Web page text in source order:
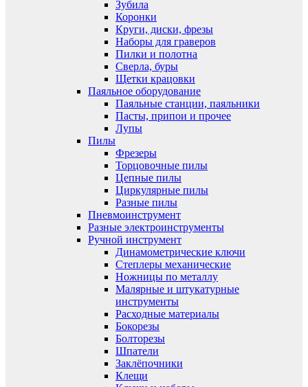
Зубила
Коронки
Круги, диски, фрезы
Наборы для граверов
Пилки и полотна
Сверла, буры
Щетки крацовки
Паяльное оборудование
Паяльные станции, паяльники
Пасты, припои и прочее
Лупы
Пилы
Фрезеры
Торцовочные пилы
Цепные пилы
Циркулярные пилы
Разные пилы
Пневмоинструмент
Разные электроинструменты
Ручной инструмент
Динамометрические ключи
Степлеры механические
Ножницы по металлу
Малярные и штукатурные
инструменты
Расходные материалы
Бокорезы
Болторезы
Шпатели
Заклёпочники
Клещи